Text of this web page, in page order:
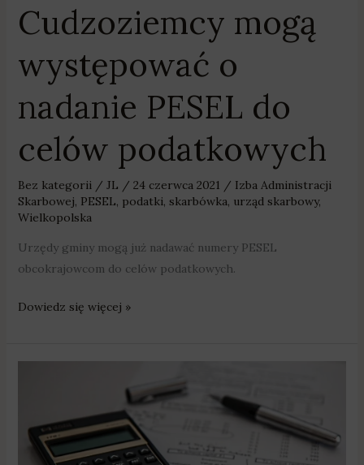
Cudzoziemcy mogą
występować o
nadanie PESEL do
celów podatkowych
Bez kategorii/ JL / 24 czerwca 2021 / Izba Administracji
Skarbowej, PESEL, podatki, skarbówka, urząd skarbowy,
Wielkopolska
Urzędy gminy mogą już nadawać numery PESEL
obcokrajowcom do celów podatkowych.
Dowiedz się więcej »
nadanie